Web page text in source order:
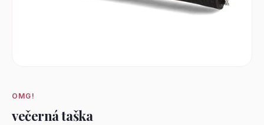
OMG!
večerná taška